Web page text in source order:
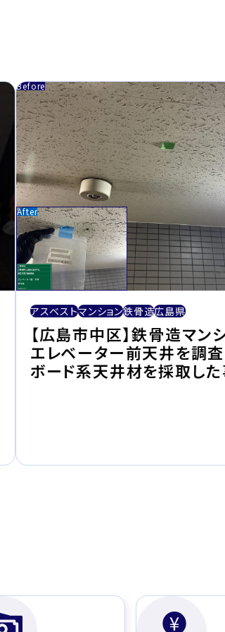
アスベストマンション鉄骨造広島県
【広島市中区】鉄骨造マン
エレベーター前天井を調
ボード系天井材を採取し